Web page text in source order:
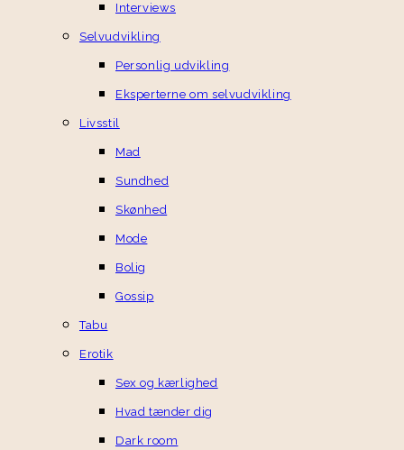
Interviews
Selvudvikling
Personlig udvikling
Eksperterne om selvudvikling
Livsstil
Mad
Sundhed
Skønhed
Mode
Bolig
Gossip
Tabu
Erotik
Sex og kærlighed
Hvad tænder dig
Dark room